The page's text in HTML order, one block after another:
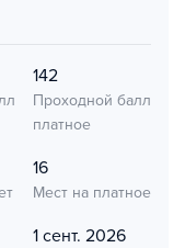
142
Проходной балл
платное
16
Мест на платное
1 сент. 2026